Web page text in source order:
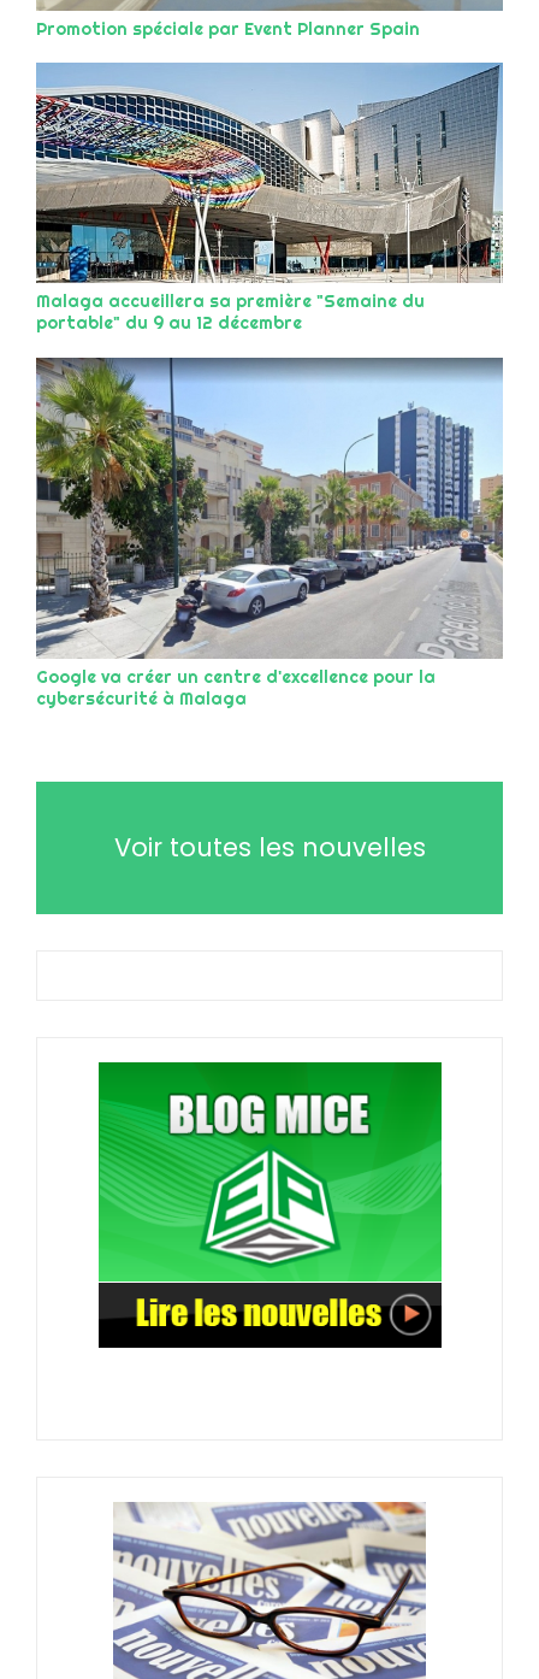
Promotion spéciale par Event Planner Spain
Malaga accueillera sa première "Semaine du
portable" du 9 au 12 décembre
Google va créer un centre d'excellence pour la
cybersécurité à Malaga
Voir toutes les nouvelles